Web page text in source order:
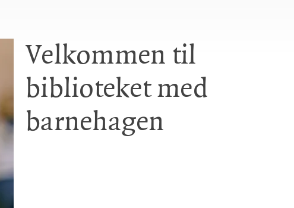
Velkommen til
biblioteket med
barnehagen